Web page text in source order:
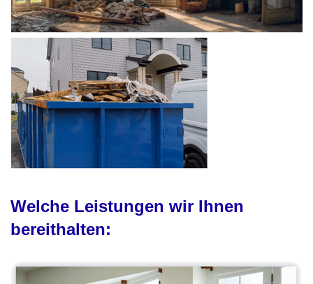
Welche Leistungen wir Ihnen
bereithalten: